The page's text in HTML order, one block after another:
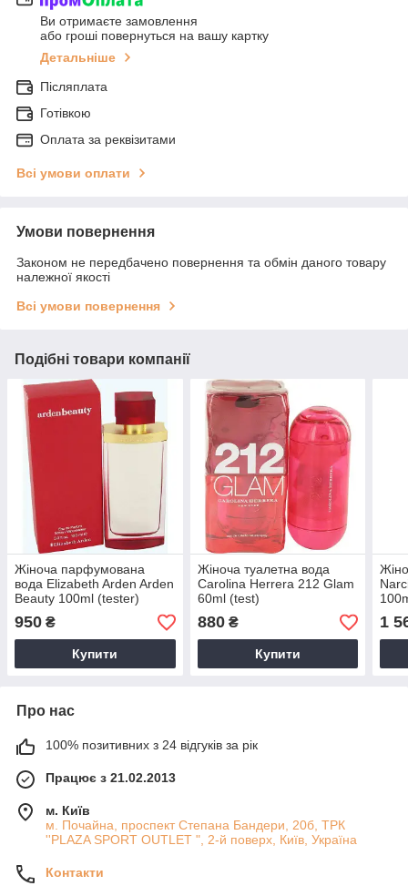
Ви отримаєте замовлення
або гроші повернуться на вашу картку
Детальніше
Післяплата
Готівкою
Оплата за реквізитами
Всі умови оплати
Умови повернення
Законом не передбачено повернення та обмін даного товару
належної якості
Всі умови повернення
Подібні товари компанії
Жіноча парфумована
вода Elizabeth Arden Arden
Beauty 100ml (tester)
950 ₴
Купити
Жіноча туалетна вода
Carolina Herrera 212 Glam
60ml (test)
880₴
Купити
1
Про нас
100% позитивних з 24 відгуків за рік
Працює з 21.02.2013
м. Київ
м. Почайна, проспект Степана Бандери, 20б, ТРК
''PLAZA SPORT OUTLET ", 2-й поверх, Київ, Україна
Контакти